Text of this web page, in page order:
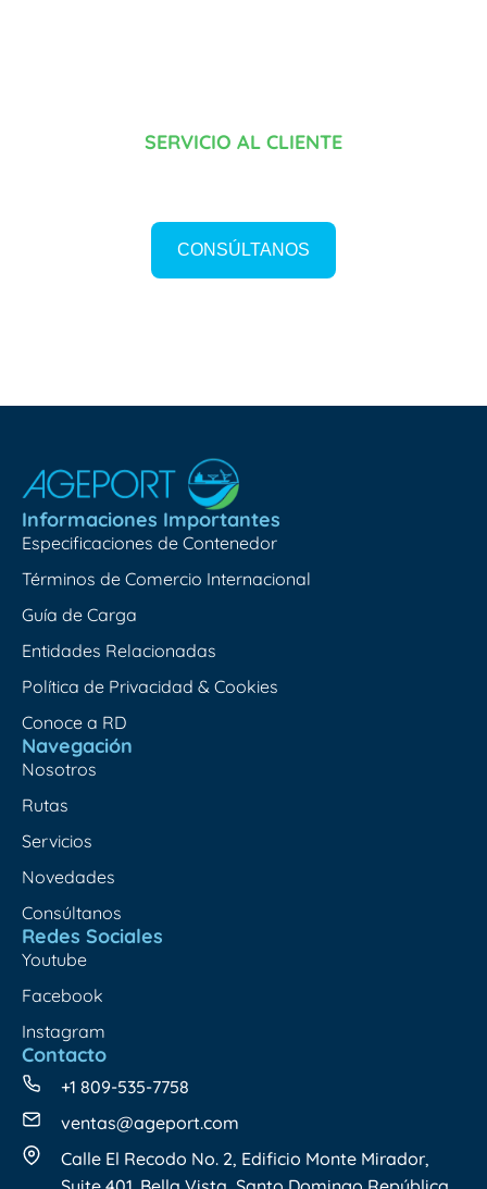
SERVICIO AL CLIENTE
CONSÚLTANOS
Informaciones Importantes
Especificaciones de Contenedor
Términos de Comercio Internacional
Guía de Carga
Entidades Relacionadas
Política de Privacidad & Cookies
Conoce a RD
Navegación
Nosotros
Rutas
Servicios
Novedades
Consúltanos
Redes Sociales
Youtube
Facebook
Instagram
Contacto
+1 809-535-7758
ventas@ageport.com
Calle El Recodo No. 2, Edificio Monte Mirador,